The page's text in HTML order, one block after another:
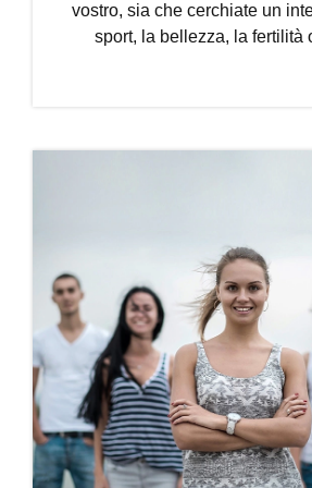
vostro, sia che cerchiate un
sport, la bellezza, la fertilità